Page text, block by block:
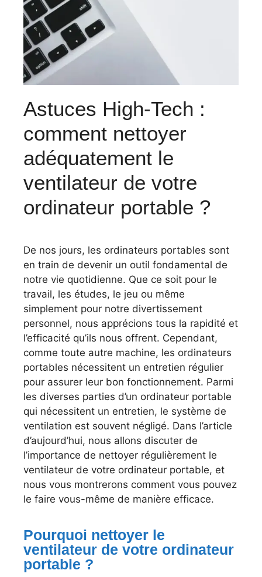
Astuces High-Tech :
comment nettoyer
adéquatement le
ventilateur de votre
ordinateur portable ?
De nos jours, les ordinateurs portables sont
en train de devenir un outil fondamental de
notre vie quotidienne. Que ce soit pour le
travail, les études, le jeu ou même
simplement pour notre divertissement
personnel, nous apprécions tous la rapidité et
l’efficacité qu’ils nous offrent. Cependant,
comme toute autre machine, les ordinateurs
portables nécessitent un entretien régulier
pour assurer leur bon fonctionnement. Parmi
les diverses parties d’un ordinateur portable
qui nécessitent un entretien, le système de
ventilation est souvent négligé. Dans l’article
d’aujourd’hui, nous allons discuter de
l’importance de nettoyer régulièrement le
ventilateur de votre ordinateur portable, et
nous vous montrerons comment vous pouvez
le faire vous-même de manière efficace.
Pourquoi nettoyer le
ventilateur de votre ordinateur
portable ?